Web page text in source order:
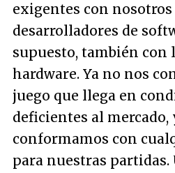
exigentes con
desarrolladores de
supuesto, también con
hardware. Ya no nos
juego que llega en
deficientes al
conformamos con
para nuestras partidas.